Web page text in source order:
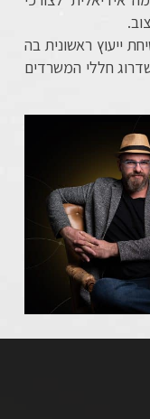
ייעוץ ראשונית בה
חללי המשרדים